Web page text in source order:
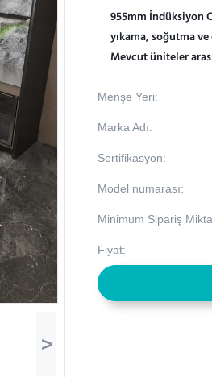
>
955mm İndüksiyon
yıkama, soğutma
Mevcut üniteler
Menşe Yeri:
Marka Adı:
Sertifikasyon:
Model numarası:
Minimum Sipariş
Fiyat: